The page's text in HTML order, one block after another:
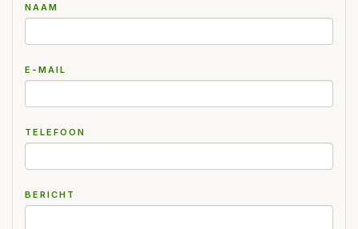
NAAM
E-MAIL
TELEFOON
BERICHT